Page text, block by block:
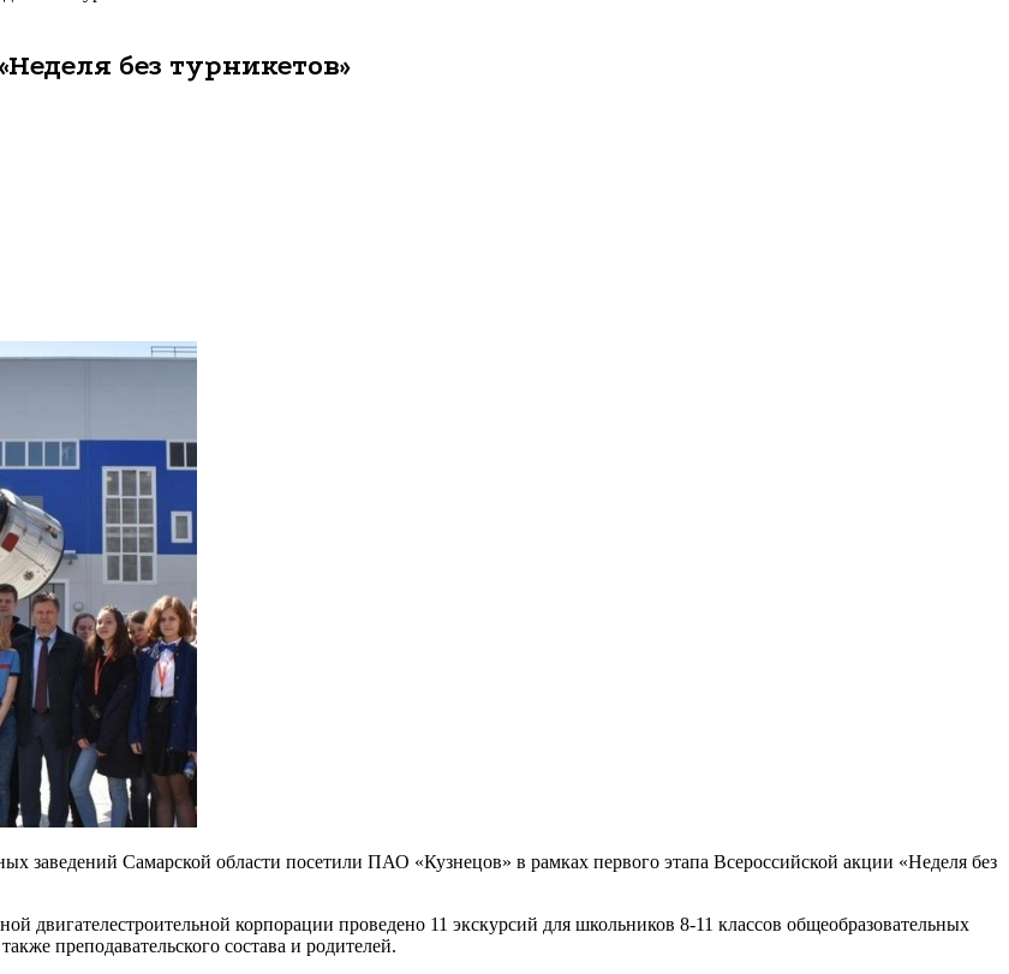
без турникетов»
заведений Самарской области посетили ПАО «Кузнецов» в рамках первого этапа Всероссийской акции «Неделя без
двигателестроительной корпорации проведено 11 экскурсий для школьников 8-11 классов общеобразовательных
преподавательского состава и родителей.